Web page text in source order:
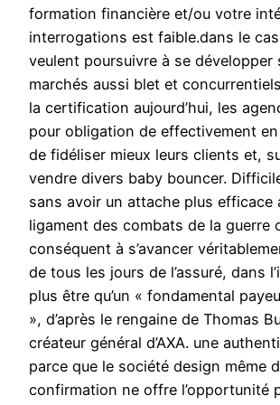
formation financière et/ou votre
interrogations est faible.dans le
veulent poursuivre à se développer
marchés aussi blet et
la certification aujourd’hui, les
pour obligation de effectivement
de fidéliser mieux leurs clients et,
vendre divers baby bouncer.
sans avoir un attache plus efficace
ligament des combats de la guerre
conséquent à s’avancer
de tous les jours de l’assuré, dans
plus être qu’un « fondamental
», d’après le rengaine de Thomas
créateur général d’AXA. une
parce que le société design même
confirmation ne offre l’opportunité